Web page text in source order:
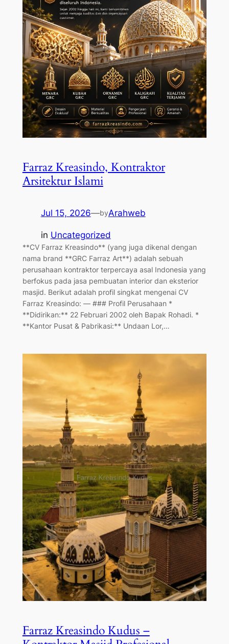
Farraz Kreasindo, Kontraktor
Arsitektur Islami
Jul 15, 2026—byArahweb
in Uncategorized
**CV Farraz Kreasindo** (yang juga dikenal dengan
nama brand **GRC Farraz Art**) adalah sebuah
perusahaan kontraktor terpercaya asal Indonesia yang
berfokus pada jasa pembuatan interior dan eksterior
masjid. Berikut adalah profil singkat mengenai CV
Farraz Kreasindo: — ### Profil Perusahaan *
**Didirikan:** 22 Februari 2002 oleh Bapak Rohadi. *
**Kantor Pusat & Pabrikasi:** Undaan Lor,…
Farraz Kreasindo Kudus –